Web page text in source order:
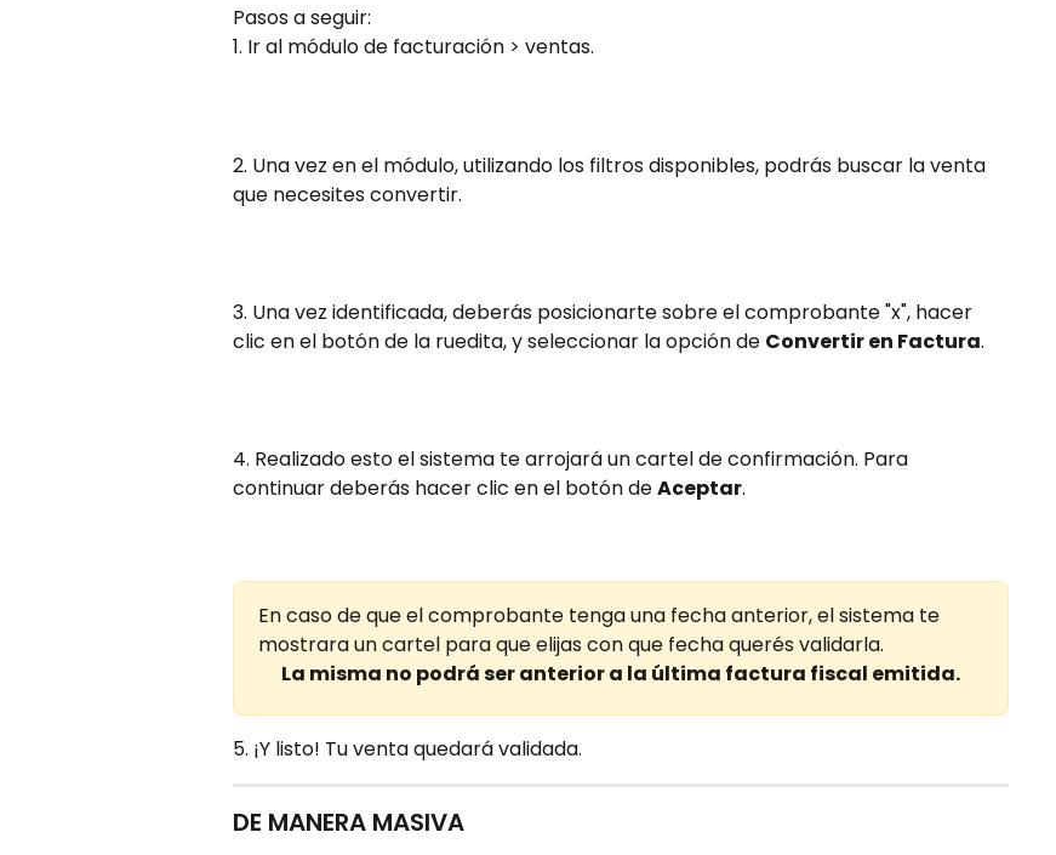
Pasos a seguir:
1. Ir al módulo de facturación > ventas.
2. Una vez en el módulo, utilizando los filtros disponibles, podrás buscar la venta
que necesites convertir.
3. Una vez identificada, deberás posicionarte sobre el comprobante "x", hacer
clic en el botón de la ruedita, y seleccionar la opción de Convertir en Factura.
4. Realizado esto el sistema te arrojará un cartel de confirmación. Para
continuar deberás hacer clic en el botón de Aceptar.
En caso de que el comprobante tenga una fecha anterior, el sistema te
mostrara un cartel para que elijas con que fecha querés validarla.
La misma no podrá ser anterior a la última factura fiscal emitida.
5. ¡Y listo! Tu venta quedará validada.
DE MANERA MASIVA